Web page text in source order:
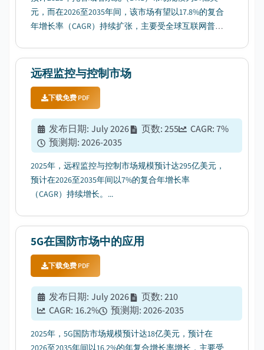
元，而在2026至2035年间，该市场有望以17.8%的复合
年增长率（CAGR）持续扩张，主要受全球互联网普及
远程监控与控制市场
下载免费 PDF
发布日期: July 2026 页数:255 CAGR:7%
预测期:2026-2035
2025年，远程监控与控制市场规模预计达295亿美元，
预计在2026至2035年间以7%的复合年增长率
（CAGR）持续增长。...
5G在国防市场中的应用
下载免费 PDF
发布日期: July 2026 页数:210
CAGR: 16.2% 预测期:2026-2035
2025年，5G国防市场规模预计达18亿美元，预计在
2026至2035年间以16.2%的年复合增长率增长，主要受